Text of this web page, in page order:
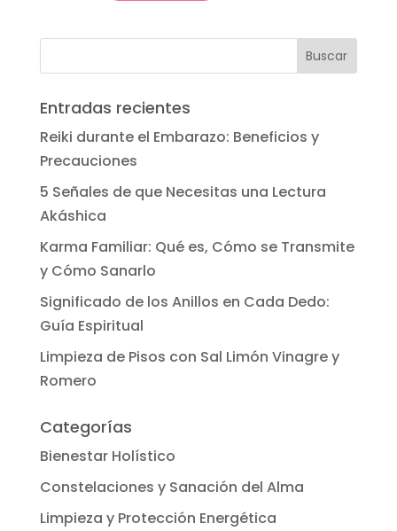
Entradas recientes
Reiki durante el Embarazo: Beneficios y
Precauciones
5 Señales de que Necesitas una Lectura
Akáshica
Karma Familiar: Qué es, Cómo se Transmite
y Cómo Sanarlo
Significado de los Anillos en Cada Dedo:
Guía Espiritual
Limpieza de Pisos con Sal Limón Vinagre y
Romero
Categorías
Bienestar Holístico
Constelaciones y Sanación del Alma
Limpieza y Protección Energética